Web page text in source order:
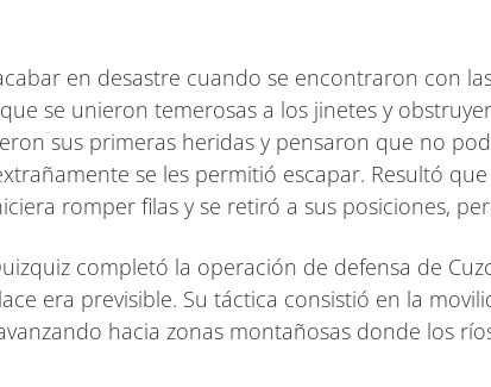
en desastre cuando se encontraron con
se unieron temerosas a los jinetes y
sus primeras heridas y pensaron que no
se les permitió escapar. Resultó
romper filas y se retiró a sus posiciones,
completó la operación de defensa de
era previsible. Su táctica consistió en la
hacia zonas montañosas donde los